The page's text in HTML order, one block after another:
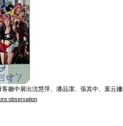
廳中展出沈慧萍、潘品潔、 張其中、 葉云
observation